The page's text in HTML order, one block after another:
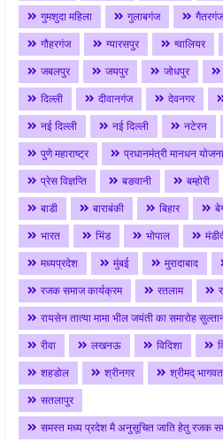
गुमशुदा महिला
गुलाबगंज गैतरगंज
गौहरगंज
ग्यारसपुर ग्वालियर
जबलपुर
जयपुर जोधपुर
दिल्ली
दीवानगंज देवनगर
नई दिल्ली
नई दिल्ली नटेरन
पुणे महाराष्ट्र
प्रधानमंत्री मानधन योजना
प्रेस विज्ञप्ति
बङवानी बम्होरी
बाडी
बाराबंकी बिहार
भारत
भिंड भोपाल
मध्यप्रदेश
मुंबई मुरादाबाद
रजक समाज कार्यक्रम
रतलाम
रायसेन तात्या मामा भील जयंती का समारोह
रीवा
लखनऊ विदिशा
शहडोल
श्रीनगर श्रीमद्
सतलापुर
समस्त मध्य प्रदेश मै अनुसूचित जाति हेतु रजक